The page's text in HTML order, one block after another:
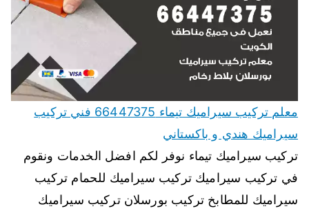
معلم تركيب سيراميك تيماء 66447375 فني تركيب
سيراميك هندي و باكستاني
تركيب سيراميك تيماء نوفر لكم افضل الخدمات ونقوم
في تركيب سيراميك تركيب سيراميك للحمام تركيب
سيراميك للمطابخ تركيب بورسلان تركيب سيراميك